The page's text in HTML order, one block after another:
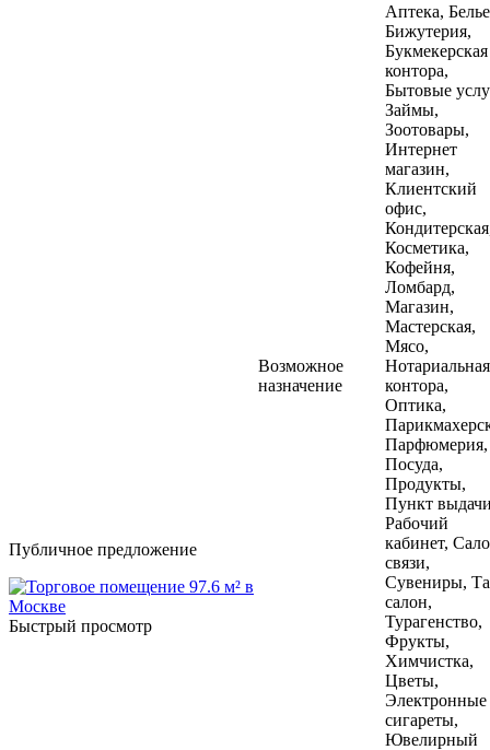
Публичное предложение
Быстрый просмотр
Возможное
назначение
Аптека,
Бижутерия,
Букмекерская
контора,
Бытовые
Займы,
Зоотовары,
Интернет
магазин,
Клиентский
офис,
Косметика,
Кофейня,
Ломбард,
Магазин,
Мастерская,
Мясо,
Нотариальная
контора,
Оптика,
Парфюмерия,
Посуда,
Продукты,
Пункт
Рабочий
кабинет,
связи,
Сувениры,
салон,
Турагенство,
Фрукты,
Химчистка,
Цветы,
Электронные
сигареты,
Ювелирный